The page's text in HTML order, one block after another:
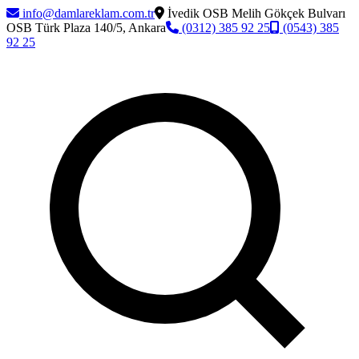
info@damlareklam.com.tr
İvedik OSB Melih Gökçek Bulvarı
OSB Türk Plaza 140/5, Ankara
(0312) 385 92 25
(0543) 385
92 25